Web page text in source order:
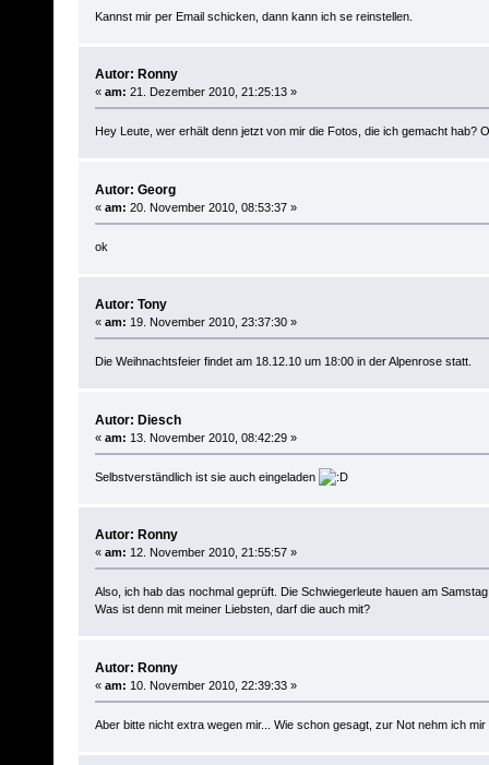
Kannst mir per Email schicken, dann kann ich se reinstellen.
Autor: Ronny
« am: 21. Dezember 2010, 21:25:13 »
Hey Leute, wer erhält denn jetzt von mir die Fotos, die ich gemacht hab?
Autor: Georg
« am: 20. November 2010, 08:53:37 »
ok
Autor: Tony
« am: 19. November 2010, 23:37:30 »
Die Weihnachtsfeier findet am 18.12.10 um 18:00 in der Alpenrose statt.
Autor: Diesch
« am: 13. November 2010, 08:42:29 »
Selbstverständlich ist sie auch eingeladen
Autor: Ronny
« am: 12. November 2010, 21:55:57 »
Also, ich hab das nochmal geprüft. Die Schwiegerleute hauen am
Was ist denn mit meiner Liebsten, darf die auch mit?
Autor: Ronny
« am: 10. November 2010, 22:39:33 »
Aber bitte nicht extra wegen mir... Wie schon gesagt, zur Not nehm ich mir